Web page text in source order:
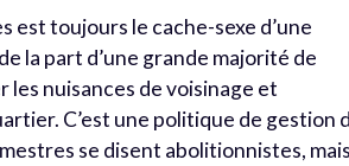
est toujours le cache-sexe d’une
la part d’une grande majorité de
les nuisances de voisinage et
C’est une politique de gestion
se disent abolitionnistes, mais